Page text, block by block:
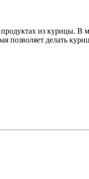
из курицы.
позволяет делать